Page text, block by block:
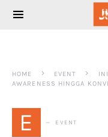
SEARCH FOR:
HOME EVENT
AWARENESS HINGGA
E EVENT